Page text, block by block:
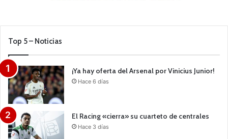
Top 5 – Noticias
¡Ya hay oferta del Arsenal por Vinicius Junior!
Hace 6 días
El Racing «cierra» su cuarteto de centrales
Hace 3 días